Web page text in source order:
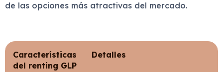
de las opciones más atractivas del mercado.
Características
del renting GLP
Detalles